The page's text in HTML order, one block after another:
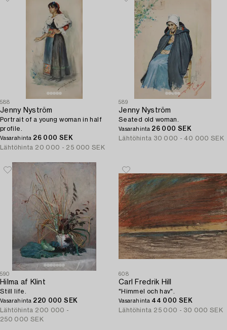
588
Jenny Nyström
Portrait of a young woman in half
profile.
Vasarahinta 26 000 SEK
Lähtöhinta 20 000 - 25 000 SEK
589
Jenny Nyström
Seated old woman.
Vasarahinta 26 000 SEK
Lähtöhinta 30 000 - 40 000 SEK
590
Hilma af Klint
Still life.
Vasarahinta 220 000 SEK
Lähtöhinta 200 000 -
250 000 SEK
608
Carl Fredrik Hill
"Himmel och hav".
Vasarahinta 44 000 SEK
Lähtöhinta 25 000 - 30 000 SEK